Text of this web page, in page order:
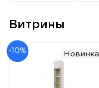
Витрины
-10% Новинка